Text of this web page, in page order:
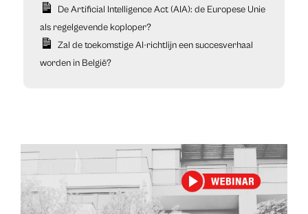
De Artificial Intelligence Act (AIA): de Europese Unie
als regelgevende koploper?
Zal de toekomstige AI-richtlijn een succesverhaal
worden in België?